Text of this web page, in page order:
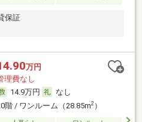
保証
万円
理費なし
14.9万円
なし
階 / ワンルーム（28.85m2）